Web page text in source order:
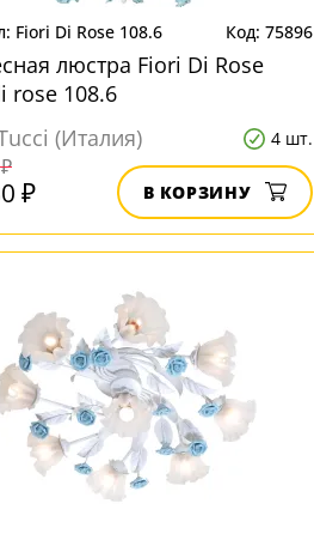
Fiori Di Rose 108.6 75896
люстра Fiori Di Rose
rose 108.6
(Италия)
4 шт.
₽ В КОРЗИНУ